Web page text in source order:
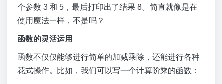
个参数 3 和 5，最后打印出了结果 8。简直就像是在
使用魔法一样，不是吗？
函数的灵活运用
函数不仅仅能够进行简单的加减乘除，还能进行各种
花式操作。比如，我们可以写一个计算阶乘的函数：